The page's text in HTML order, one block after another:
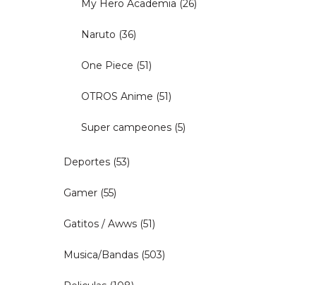
My Hero Academia (26)
Naruto (36)
One Piece (51)
OTROS Anime (51)
Super campeones (5)
Deportes (53)
Gamer (55)
Gatitos / Awws (51)
Musica/Bandas (503)